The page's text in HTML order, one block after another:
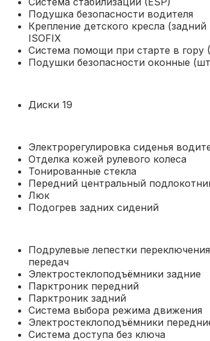
Подушка безопасности водителя
Крепление детского кресла (задний
ISOFIX
Система помощи при старте в гору
Подушки безопасности оконные
Диски 19
Электрорегулировка сиденья
Отделка кожей рулевого колеса
Тонированные стекла
Передний центральный
Люк
Подогрев задних сидений
Подрулевые лепестки переключения
передач
Электростеклоподъёмники задние
Парктроник передний
Парктроник задний
Система выбора режима движения
Электростеклоподъёмники
Система доступа без ключа